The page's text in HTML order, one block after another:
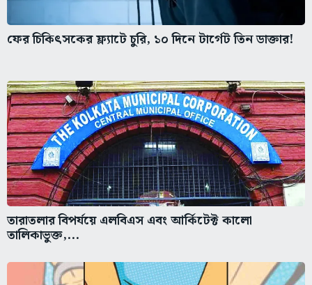
ফের চিকিৎসকের ফ্ল্যাটে চুরি, ১০ দিনে টার্গেট তিন ডাক্তার!
তারাতলার বিপর্যয়ে এলবিএস এবং আর্কিটেক্ট কালো
তালিকাভুক্ত,...